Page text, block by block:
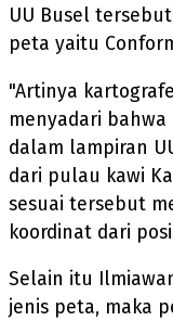
UU Busel
peta yaitu
"Artinya
menyadari
dalam lampiran
dari pulau kawi
sesuai tersebut
koordinat dari
Selain itu
jenis peta, maka